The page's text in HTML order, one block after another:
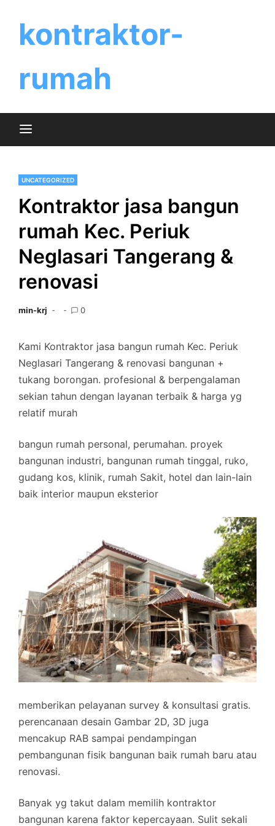
contentkontraktor-
rumah
UNCATEGORIZED
Kontraktor jasa bangun
rumah Kec. Periuk
Neglasari Tangerang &
renovasi
min-krj 0
Kami Kontraktor jasa bangun rumah Kec. Periuk
Neglasari Tangerang & renovasi bangunan +
tukang borongan. profesional & berpengalaman
sekian tahun dengan layanan terbaik & harga yg
relatif murah
bangun rumah personal, perumahan. proyek
bangunan industri, bangunan rumah tinggal, ruko,
gudang kos, klinik, rumah Sakit, hotel dan lain-lain
baik interior maupun eksterior
memberikan pelayanan survey & konsultasi gratis.
perencanaan desain Gambar 2D, 3D juga
mencakup RAB sampai pendampingan
pembangunan fisik bangunan baik rumah baru atau
renovasi.
Banyak yg takut dalam memilih kontraktor
bangunan karena faktor kepercayaan. Sulit sekali